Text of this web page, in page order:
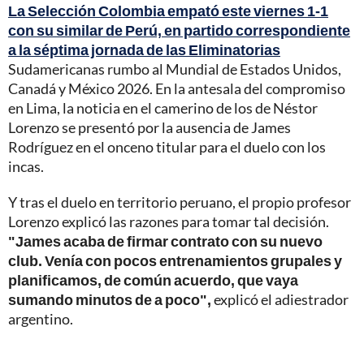
La Selección Colombia empató este viernes 1-1
con su similar de Perú, en partido correspondiente
a la séptima jornada de las Eliminatorias
Sudamericanas rumbo al Mundial de Estados Unidos,
Canadá y México 2026. En la antesala del compromiso
en Lima, la noticia en el camerino de los de Néstor
Lorenzo se presentó por la ausencia de James
Rodríguez en el onceno titular para el duelo con los
incas.
Y tras el duelo en territorio peruano, el propio profesor
Lorenzo explicó las razones para tomar tal decisión.
"James acaba de firmar contrato con su nuevo
club. Venía con pocos entrenamientos grupales y
planificamos, de común acuerdo, que vaya
sumando minutos de a poco",explicó el adiestrador
argentino.